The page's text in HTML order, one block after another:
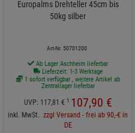
Europalms Drehteller 45cm bis
50kg silber
Art-Nr. 50701200
Ab Lager Aschheim lieferbar
Lieferzeit: 1-3 Werktage
1 sofort verfügbar , weitere Artikel ab
Zentrallager lieferbar
UVP: 117,81 € 1 107,90 €
inkl. MwSt. zzgl Versand - frei ab 90,-€ in
DE